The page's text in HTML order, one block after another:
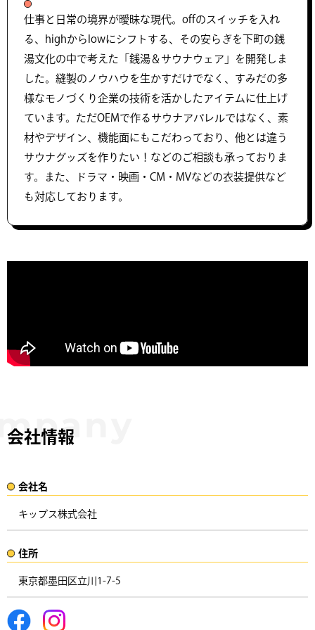
仕事と日常の境界が曖昧な現代。offのスイッチを入れ
る、highからlowにシフトする、その安らぎを下町の銭
湯文化の中で考えた「銭湯＆サウナウェア」を開発しま
した。縫製のノウハウを生かすだけでなく、すみだの多
様なモノづくり企業の技術を活かしたアイテムに仕上げ
ています。ただOEMで作るサウナアパレルではなく、素
材やデザイン、機能面にもこだわっており、他とは違う
サウナグッズを作りたい！などのご相談も承っておりま
す。また、ドラマ・映画・CM・MVなどの衣装提供など
も対応しております。
会社情報
会社名​
キップス株式会社
住所​​
東京都墨田区立川1-7-5 ​